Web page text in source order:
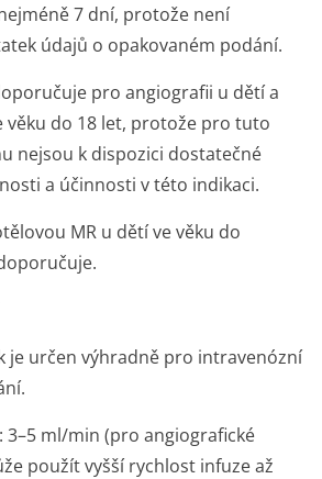
7 dní, protože není
údajů o opakovaném podání.
pro angiografii u dětí a
věku do 18 let, protože pro tuto
nejsou k dispozici dostatečné
a účinnosti v této indikaci.
MR u dětí ve věku do
je určen výhradně pro intravenózní
3–5 ml/min (pro angiografické
použít vyšší rychlost infuze až